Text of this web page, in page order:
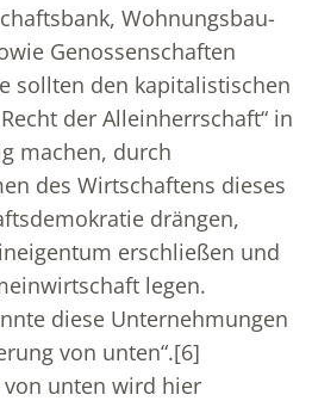
Wohnungsbau-
Genossenschaften
sollten den kapitalistischen
der Alleinherrschaft“ in
machen, durch
des Wirtschaftens dieses
drängen,
erschließen und
legen.
diese Unternehmungen
von unten“.[6]
unten wird hier